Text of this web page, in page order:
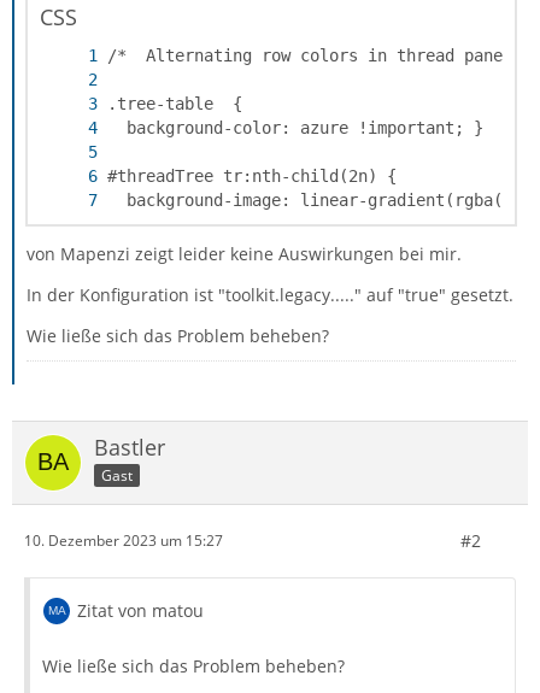
CSS
background-image: linear-
von Mapenzi zeigt leider keine Auswirkungen bei mir.
In der Konfiguration ist "toolkit.legacy....." auf "true" gesetzt.
Wie ließe sich das Problem beheben?
Bastler
Gast
10. Dezember 2023 um 15:27 #2
Zitat von matou
Wie ließe sich das Problem beheben?